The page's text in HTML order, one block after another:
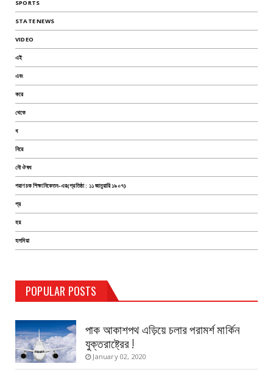
SPORTS
STATE NEWS
VIDEO
এই
এবং
করে
থেকে
ধ
নিয়ে
নৌ ঔষধ
পরাণচক শিক্ষানিকেতন-এর(প্রতিষ্ঠা : ১১ জানুয়ারি ১৯০৭)
প্র
হয়
হলদিয়া
POPULAR POSTS
TEST PAGE
August 14, 2019
পাক আকাশপথ এড়িয়ে চলার পরামর্শ মার্কিন
যুক্তরাষ্ট্রের !
January 02, 2020